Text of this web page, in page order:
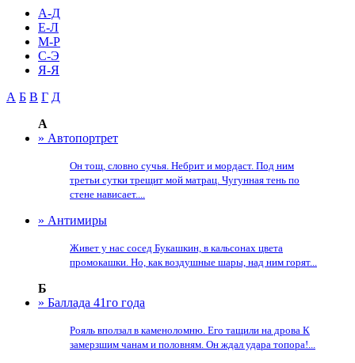
А-Д
Е-Л
М-Р
С-Э
Я-Я
А Б В Г Д
А
» Автопортрет
Он тощ, словно сучья. Небрит и мордаст. Под ним
третьи сутки трещит мой матрац. Чугунная тень по
стене нависает....
» Антимиры
Живет у нас сосед Букашкин, в кальсонах цвета
промокашки. Но, как воздушные шары, над ним горят...
Б
» Баллада 41го года
Рояль вползал в каменоломню. Его тащили на дрова К
замерзшим чанам и половням. Он ждал удара топора!...